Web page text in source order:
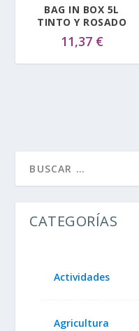
BAG IN BOX 5L
TINTO Y ROSADO
11,37 €
CATEGORÍAS
Actividades
Agricultura